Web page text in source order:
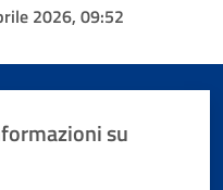
2026, 09:52
su